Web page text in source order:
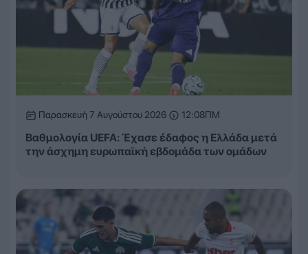
Παρασκευή 7 Αυγούστου 2026 12:08ΠΜ
Βαθμολογία UEFA: Έχασε έδαφος η Ελλάδα μετά
την άσχημη ευρωπαϊκή εβδομάδα των ομάδων